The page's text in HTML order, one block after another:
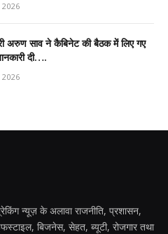
2026
अरुण साव ने कैबिनेट की बैठक में लिए गए
दी….
2026
न्यूज़ के अलावा राजनीति, प्रशासन,
बिजनेस, सेहत, ब्यूटी, रोजगार तथा